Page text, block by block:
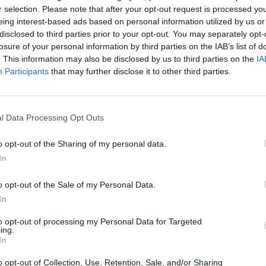
selection. Please note that after your opt-out request is processed
interest-based ads based on personal information utilized by us
to third parties prior to your opt-out. You may separately
of your personal information by third parties on the IAB’s list of
This information may also be disclosed by us to third parties on the
Participants that may further disclose it to other third parties.
Data Processing Opt Outs
opt-out of the Sharing of my personal data.
opt-out of the Sale of my Personal Data.
opt-out of processing my Personal Data for Targeted
opt-out of Collection, Use, Retention, Sale, and/or Sharing
S.A.S. DI SPEZIE ANDREA &
non pervenuto 31.09.50
S.A.S. DI
FLORIANO & C.
non pervenuto 31.09.50
AZZANESE S.N.C. DI
S.N.C. DI GASPAROTTO
VERNICIATURA DI
LACCATI & AFFINI SAS DI